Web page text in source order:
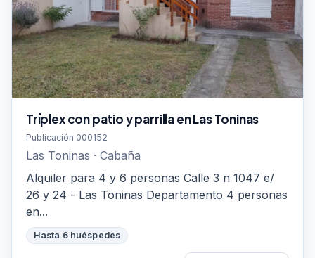
Tríplex con patio y parrilla en Las Toninas
Publicación 000152
Las Toninas · Cabaña
Alquiler para 4 y 6 personas Calle 3 n 1047 e/
26 y 24 - Las Toninas Departamento 4 personas
en...
Hasta 6 huéspedes